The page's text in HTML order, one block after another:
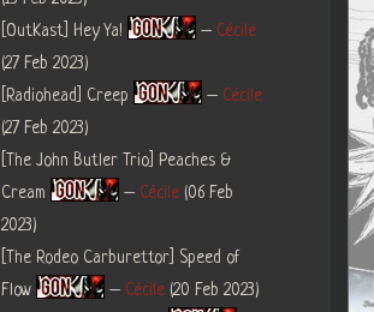
[OutKast] Hey Ya!
– Cécile
(27 Feb 2023)
[Radiohead] Creep
– Cécile
(27 Feb 2023)
[The John Butler Trio] Peaches &
Cream
– Cécile(06 Feb
2023)
[The Rodeo Carburettor] Speed of
Flow
– Cécile(20 Feb 2023)